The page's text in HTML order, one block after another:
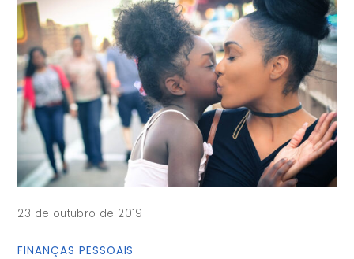
23 de outubro de 2019
FINANÇAS PESSOAIS